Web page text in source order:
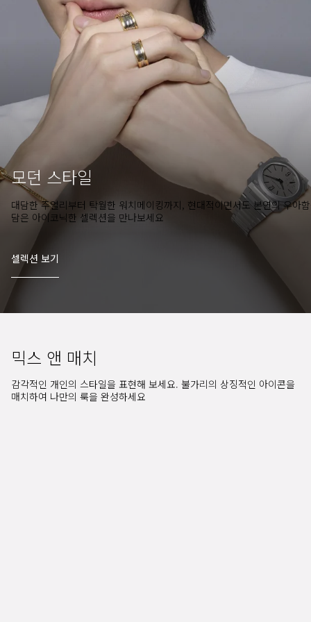
모던 스타일
대담한 주얼리부터 탁월한 워치메이킹까지, 현대적이면서도 본연의 우아
담은 아이코닉한 셀렉션을 만나보세요
셀렉션 보기
믹스 앤 매치
감각적인 개인의 스타일을 표현해 보세요. 불가리의 상징적인 아이콘을
매치하여 나만의 룩을 완성하세요